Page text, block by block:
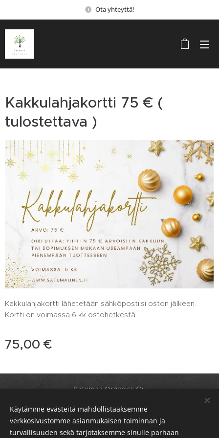
Ota yhteyttä!
Kakkulahjakortti 75 € (
tulostettava )
Kakkulahjakortti lähetetään sähköpostiisi oston jälkeen.
Kortti on voimassa 6 kk ostohetkestä.
75,00 €
Satumaa Organics Oy
Toimitus-ja maksutavat
Käytämme evästeitä mahdollistaaksemme
verkkosivustomme asianmukaisen toiminnan ja
turvallisuuden sekä tarjotaksemme sinulle parhaan